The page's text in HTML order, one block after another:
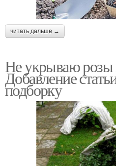
читать дальше →
Не укрываю розы
Добавление
подборку